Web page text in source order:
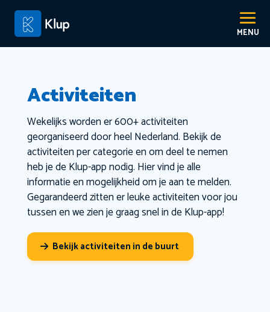
Activiteiten
Wekelijks worden er 600+ activiteiten
georganiseerd door heel Nederland. Bekijk de
activiteiten per categorie en om deel te nemen
heb je de Klup-app nodig. Hier vind je alle
informatie en mogelijkheid om je aan te melden.
Gegarandeerd zitten er leuke activiteiten voor jou
tussen en we zien je graag snel in de Klup-app!
Bekijk activiteiten in de buurt